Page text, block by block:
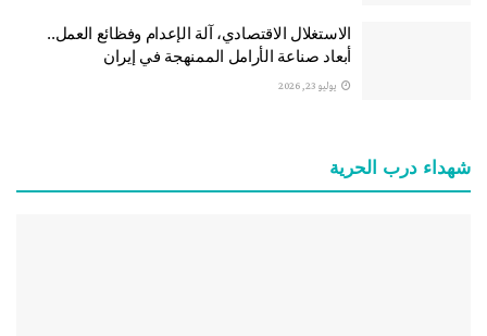
الاستغلال الاقتصادي، آلة الإعدام وفظائع العمل..
أبعاد صناعة الأرامل الممنهجة في إيران
يوليو 23, 2026
شهداء درب الحرية